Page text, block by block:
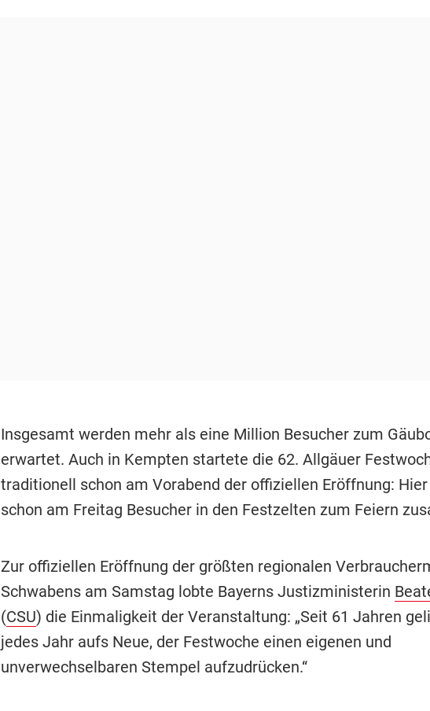
Insgesamt werden mehr als eine Million Besucher zum
erwartet. Auch in Kempten startete die 62. Allgäuer
traditionell schon am Vorabend der offiziellen Eröffnung:
schon am Freitag Besucher in den Festzelten zum Feiern
Zur offiziellen Eröffnung der größten regionalen
Schwabens am Samstag lobte Bayerns Justizministerin
(CSU) die Einmaligkeit der Veranstaltung: „Seit 61 Jahren
jedes Jahr aufs Neue, der Festwoche einen eigenen und
unverwechselbaren Stempel aufzudrücken.“